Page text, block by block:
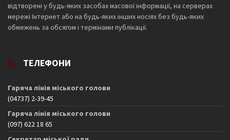
відтворені у будь-яких засобах масової інформації, на серверах
мережі Інтернет або на будь-яких інших носіях без будь-яких
обмежень за обсягом і термінами публікації.
ТЕЛЕФОНИ
Гаряча лінія міського голови
(04737) 2-39-45
Гаряча лінія міського голови
(097) 622 18 65